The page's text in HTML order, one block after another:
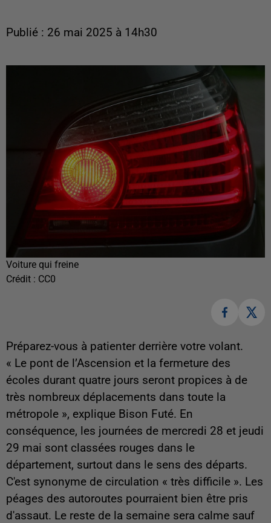
Publié : 26 mai 2025 à 14h30
Voiture qui freine
Crédit : CC0
Préparez-vous à patienter derrière votre volant.
« Le pont de l’Ascension et la fermeture des
écoles durant quatre jours seront propices à de
très nombreux déplacements dans toute la
métropole », explique Bison Futé. En
conséquence, les journées de mercredi 28 et jeudi
29 mai sont classées rouges dans le
département, surtout dans le sens des départs.
C'est synonyme de circulation « très difficile ». Les
péages des autoroutes pourraient bien être pris
d'assaut. Le reste de la semaine sera calme sauf